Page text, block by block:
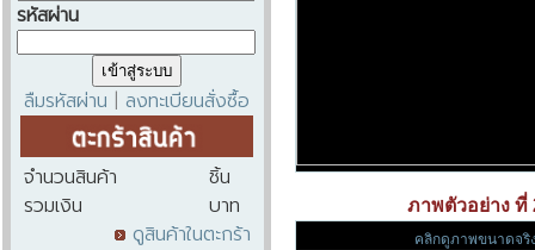
รหัสผ่าน
ลืมรหัสผ่าน ลงทะเบียนสั่งซื้อ
จำนวนสินค้า
ชิ้น
รวมเงิน
บาท
ดูสินค้าในตะกร้า
ภาพตัวอย่าง ที่
คลิกดูภาพขนาดจริ